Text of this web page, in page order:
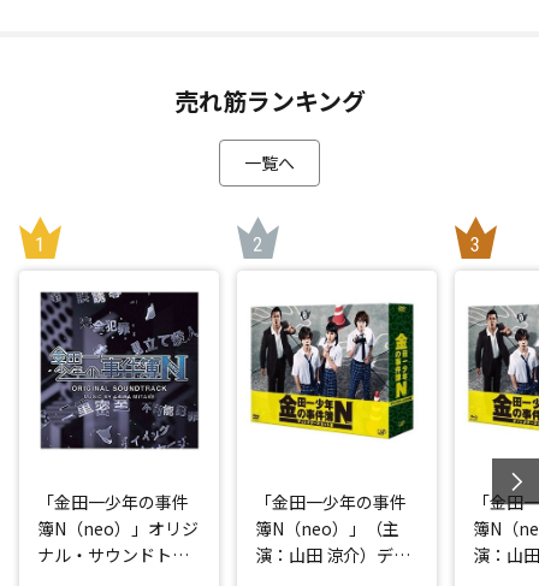
売れ筋ランキング
一覧へ
「金田一少年の事件
簿N（neo）」オリジ
ナル・サウンドトラ
「金田一少年の事件
簿N（neo）」（主
演：山田 涼介）ディ
「金田
簿N（
演：山